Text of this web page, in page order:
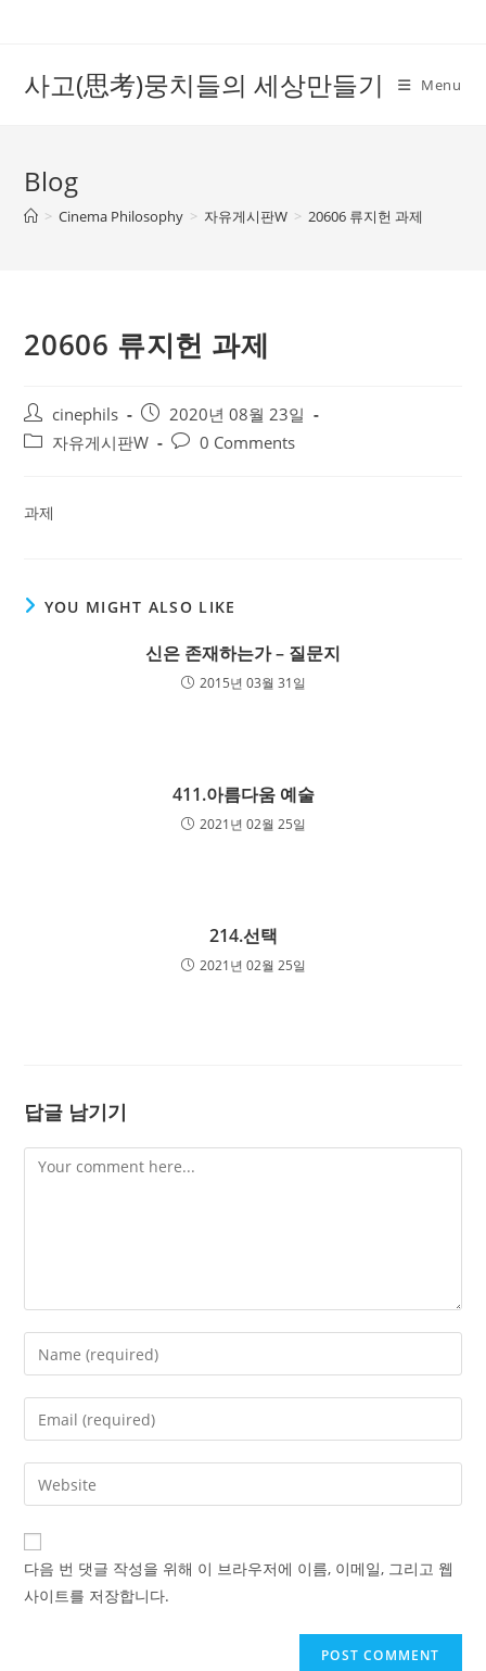
사고(思考)뭉치들의 세상만들기 Menu
Blog
> Cinema Philosophy > 자유게시판W > 20606 류지헌 과제
20606 류지헌 과제
Post
author:
cinephils
Post
published:
2020년 08월 23일
Post자유게시판W
Post0 Comments
과제
YOU MIGHT ALSO LIKE
신은 존재하는가 – 질문지
2015년 03월 31일
411.아름다움 예술
2021년 02월 25일
214.선택
2021년 02월 25일
답글 남기기
Comment
Enter
your
name
comment
Enter
your
email
address
comment
Enter
your
website
URL
(optional)
다음 번 댓글 작성을 위해 이 브라우저에 이름, 이메일, 그리고 웹
사이트를 저장합니다.